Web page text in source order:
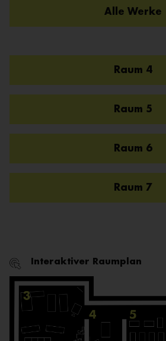
Alle Werke
Raum 4
Raum 5
Raum 6
Raum 7
Interaktiver Raumplan